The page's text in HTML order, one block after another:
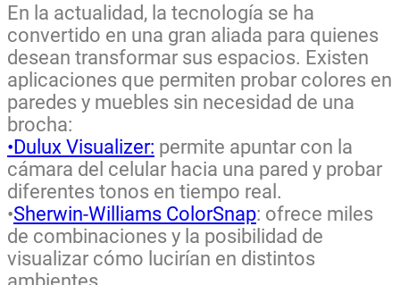
En la actualidad, la tecnología se ha
convertido en una gran aliada para quienes
desean transformar sus espacios. Existen
aplicaciones que permiten probar colores en
paredes y muebles sin necesidad de una
brocha:
•Dulux Visualizer: permite apuntar con la
cámara del celular hacia una pared y probar
diferentes tonos en tiempo real.
•Sherwin-Williams ColorSnap: ofrece miles
de combinaciones y la posibilidad de
visualizar cómo lucirían en distintos